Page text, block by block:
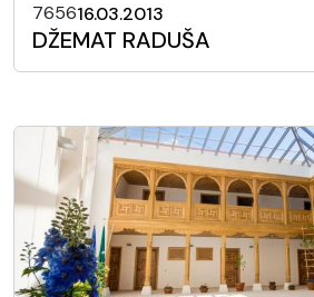
765616.03.2013
DŽEMAT RADUŠA